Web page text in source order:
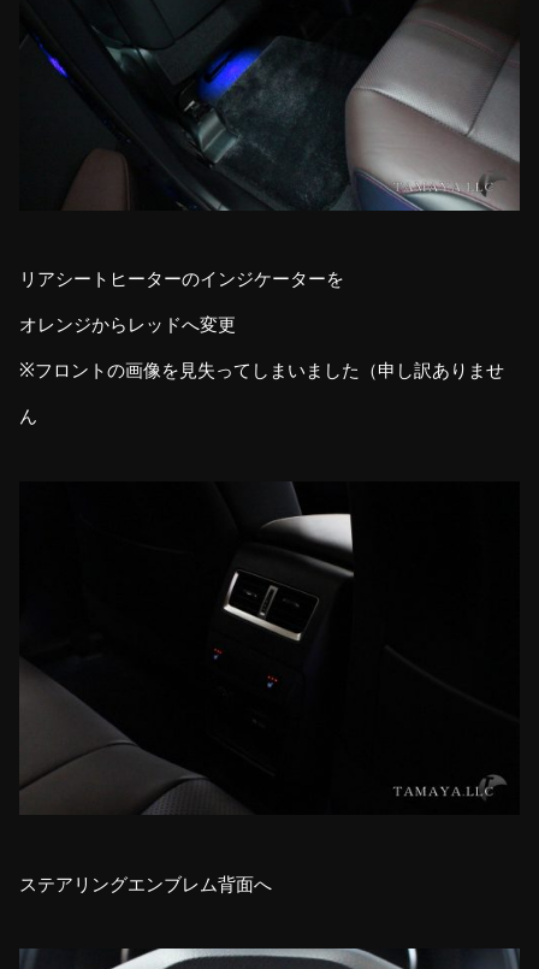
リアシートヒーターのインジケーターを
オレンジからレッドへ変更
※フロントの画像を見失ってしまいました（申し訳ありませ
ん
ステアリングエンブレム背面へ